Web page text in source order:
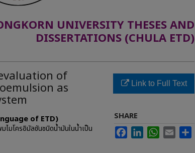
UNIVERSITY THESES AND
DISSERTATIONS (CHULA ETD)
of
as
of ETD)
มโครอิมัลชันชนิดน้ำมันในน้ำเป็น
Link to Full Text
SHARE
FacebookLinkedInWhatsApp
Email